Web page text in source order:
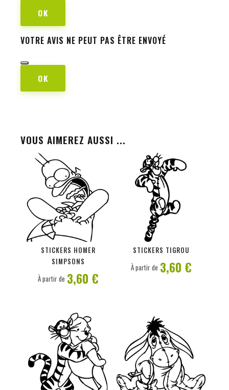
OK
VOTRE AVIS NE PEUT PAS ÊTRE ENVOYÉ
OK
VOUS AIMEREZ AUSSI ...
STICKERS HOMER
SIMPSONS
PERSONNALISER
À partir de 3,60 €
STICKERS TIGROU
PERSONNALISER
À partir de 3,60 €